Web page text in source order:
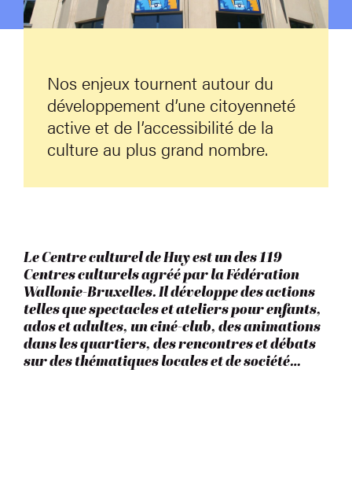
Nos enjeux tournent autour du
développement d’une citoyenneté
active et de l’accessibilité de la
culture au plus grand nombre.
Le Centre culturel de Huy est un des 119
Centres culturels agréé par la Fédération
Wallonie-Bruxelles. Il développe des actions
telles que spectacles et ateliers pour enfants,
ados et adultes, un ciné-club, des animations
dans les quartiers, des rencontres et débats
sur des thématiques locales et de société…